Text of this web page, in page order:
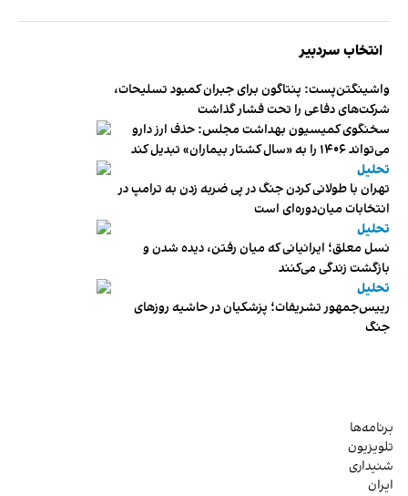
انتخاب سردبیر
واشینگتن‌پست: پنتاگون برای جبران کمبود تسلیحات،
شرکت‌های دفاعی را تحت فشار گذاشت
سخنگوی کمیسیون بهداشت مجلس: حذف ارز دارو
می‌تواند ۱۴۰۶ را به «سال کشتار بیماران» تبدیل کند
تحلیل
تهران با طولانی کردن جنگ در پی ضربه زدن به ترامپ در
انتخابات میان‌دوره‌ای است
تحلیل
نسل معلق؛ ایرانیانی که میان رفتن، دیده شدن و
بازگشت زندگی می‌کنند
تحلیل
رییس‌جمهور تشریفات؛ پزشکیان در حاشیه روزهای
جنگ
برنامه‌ها
تلویزیون
شنیداری
ایران